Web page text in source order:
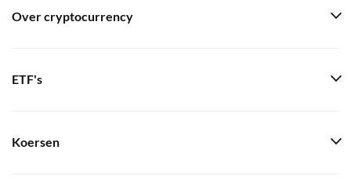
Over cryptocurrency
ETF's
Koersen